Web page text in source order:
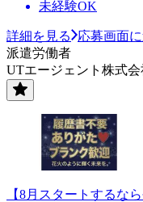
未経験OK
詳細を見る
応募画面
派遣労働者
UTエージェント株式
【8月スタートするな